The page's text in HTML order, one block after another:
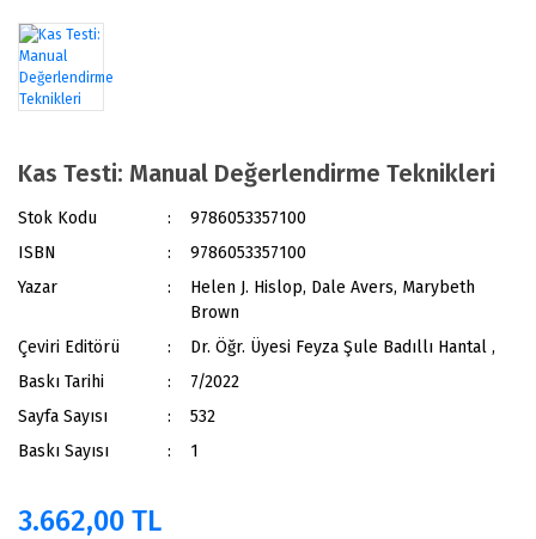
Kas Testi: Manual Değerlendirme Teknikleri
Stok Kodu
9786053357100
ISBN
9786053357100
Yazar
Helen J. Hislop, Dale Avers, Marybeth
Brown
Çeviri Editörü
Dr. Öğr. Üyesi Feyza Şule Badıllı Hantal ,
Baskı Tarihi
7/2022
Sayfa Sayısı
532
Baskı Sayısı
1
3.662,00 TL